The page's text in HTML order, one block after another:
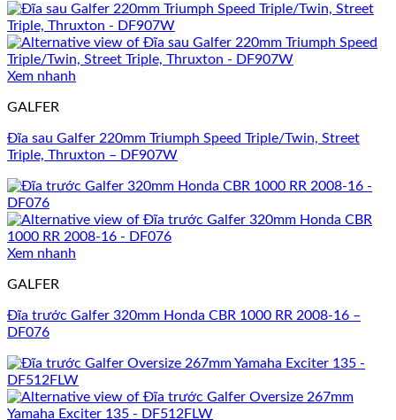
Xem nhanh
GALFER
Đĩa sau Galfer 220mm Triumph Speed Triple/Twin, Street
Triple, Thruxton – DF907W
Xem nhanh
GALFER
Đĩa trước Galfer 320mm Honda CBR 1000 RR 2008-16 –
DF076